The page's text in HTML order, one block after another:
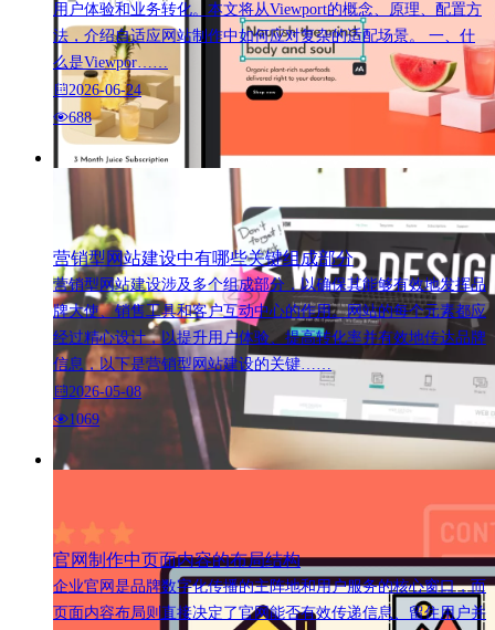
用户体验和业务转化。本文将从Viewport的概念、原理、配置方
法，介绍自适应网站制作中如何应对复杂的适配场景。 一、什
么是Viewpor……
2026-06-24
688
营销型网站建设中有哪些关键组成部分
营销型网站建设涉及多个组成部分，以确保其能够有效地发挥品
牌大使、销售工具和客户互动中心的作用。网站的每个元素都应
经过精心设计，以提升用户体验、提高转化率并有效地传达品牌
信息，以下是营销型网站建设的关键……
2026-05-08
1069
官网制作中页面内容的布局结构
企业官网是品牌数字化传播的主阵地和用户服务的核心窗口，而
页面内容布局则直接决定了官网能否有效传递信息、留住用户并